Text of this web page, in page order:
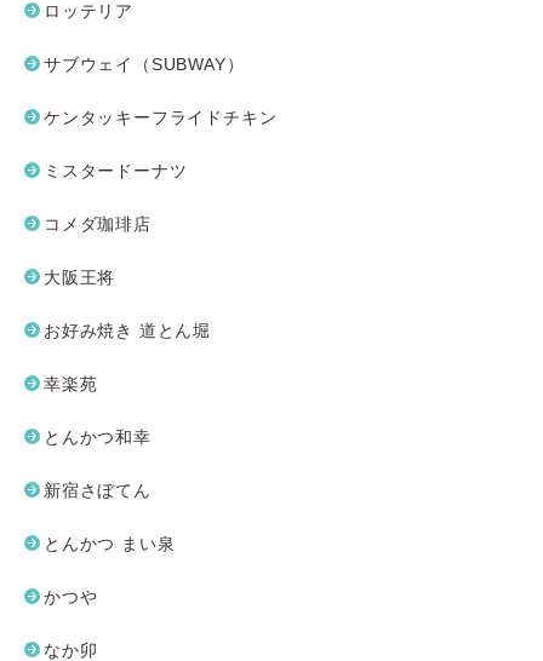
ロッテリア
サブウェイ（SUBWAY）
ケンタッキーフライドチキン
ミスタードーナツ
コメダ珈琲店
大阪王将
お好み焼き 道とん堀
幸楽苑
とんかつ和幸
新宿さぼてん
とんかつ まい泉
かつや
なか卯